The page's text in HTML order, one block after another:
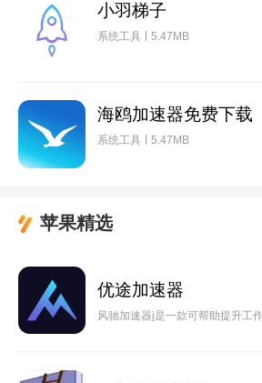
小羽梯子
系统工具 5.47MB
海鸥加速器免费下载
系统工具 5.47MB
苹果精选
优途加速器
风驰加速器j是一款可帮助提升工